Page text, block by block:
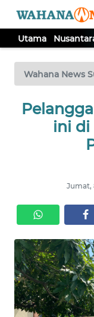
Utama
Wahana News
ini di
Jumat,
TV
Tutup
UTAMA
SERBA-
SERBI
OPINI
Informasi
INDEKS